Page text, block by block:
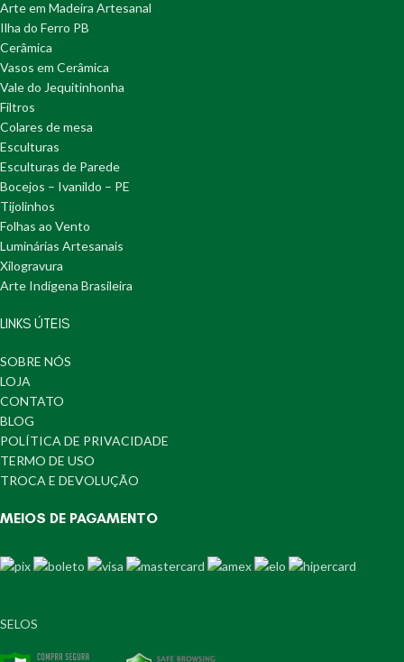
Arte em Madeira Artesanal
Ilha do Ferro PB
Cerâmica
Vasos em Cerâmica
Vale do Jequitinhonha
Filtros
Colares de mesa
Esculturas
Esculturas de Parede
Bocejos – Ivanildo – PE
Tijolinhos
Folhas ao Vento
Luminárias Artesanais
Xilogravura
Arte Indígena Brasileira
LINKS ÚTEIS
SOBRE NÓS
LOJA
CONTATO
BLOG
POLÍTICA DE PRIVACIDADE
TERMO DE USO
TROCA E DEVOLUÇÃO
MEIOS DE PAGAMENTO
SELOS